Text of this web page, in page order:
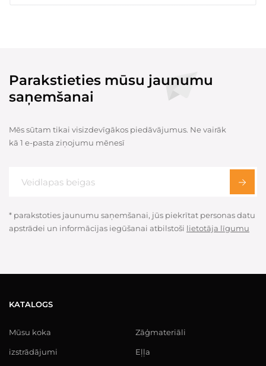
Parakstieties mūsu jaunumu
saņemšanai
Mēs sūtam tikai visizdevīgākos piedāvājumus. Ne vairāk
kā 1 e-pasta ziņojumu mēnesī
* parakstoties jaunumu saņemšanai, jūs piekrītat personas datu
apstrādei un informācijas iegūšanai atbilstoši lietotāja līgumu
KATALOGS
Mūsu koka
izstrādājumi
Zāģmateriāli
Eļļa